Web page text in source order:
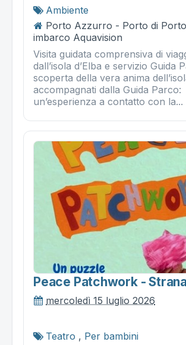
Ambiente
Porto Azzurro - Porto di
imbarco Aquavision
Visita guidata comprensiva di
dall’isola d’Elba e servizio Guida
scoperta della vera anima
accompagnati dalla Guida Parco:
un’esperienza a contatto con la...
Peace Patchwork -
mercoledì 15 luglio 2026
Teatro , Per bambini